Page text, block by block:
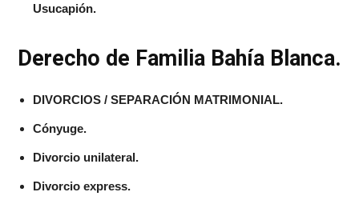
Usucapión.
Derecho de Familia Bahía Blanca.
DIVORCIOS / SEPARACIÓN MATRIMONIAL.
Cónyuge.
Divorcio unilateral.
Divorcio express.